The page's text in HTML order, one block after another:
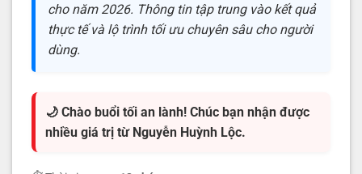
cho năm 2026. Thông tin tập trung vào kết quả
thực tế và lộ trình tối ưu chuyên sâu cho người
dùng.
🌙 Chào buổi tối an lành! Chúc bạn nhận được
nhiều giá trị từ Nguyễn Huỳnh Lộc.